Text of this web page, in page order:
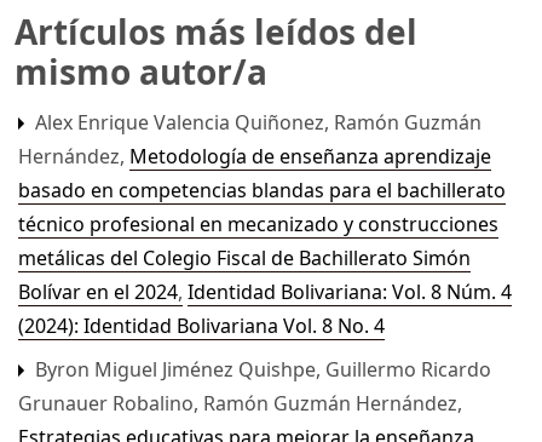
Artículos más leídos del
mismo autor/a
Alex Enrique Valencia Quiñonez, Ramón Guzmán
Hernández, Metodología de enseñanza aprendizaje
basado en competencias blandas para el bachillerato
técnico profesional en mecanizado y construcciones
metálicas del Colegio Fiscal de Bachillerato Simón
Bolívar en el 2024, Identidad Bolivariana: Vol. 8 Núm. 4
(2024): Identidad Bolivariana Vol. 8 No. 4
Byron Miguel Jiménez Quishpe, Guillermo Ricardo
Grunauer Robalino, Ramón Guzmán Hernández,